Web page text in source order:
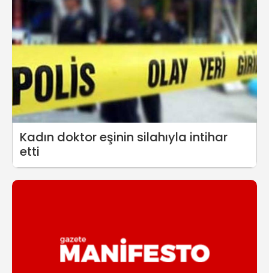
Kadın doktor eşinin silahıyla intihar
etti